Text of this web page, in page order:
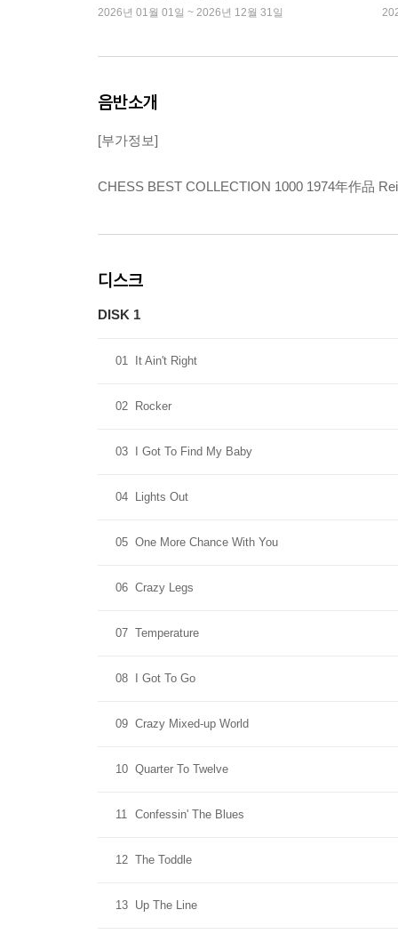
2026년 01월 01일 ~ 2026년 12월 31일
음반소개
[부가정보]
CHESS BEST COLLECTION 1000 1974年作品
디스크
DISK 1
01 It Ain't Right
02 Rocker
03 I Got To Find My Baby
04 Lights Out
05 One More Chance With You
06 Crazy Legs
07 Temperature
08 I Got To Go
09 Crazy Mixed-up World
10 Quarter To Twelve
11 Confessin' The Blues
12 The Toddle
13 Up The Line